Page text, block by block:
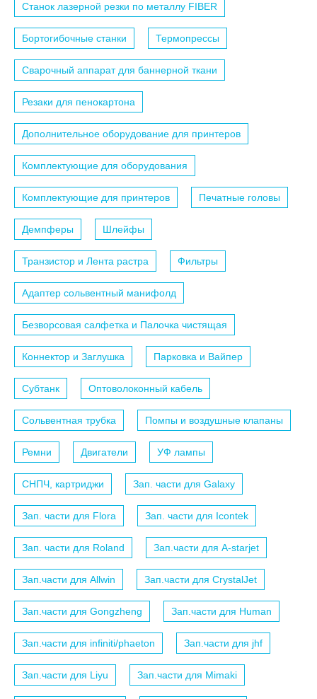
Станок лазерной резки по металлу FIBER
Бортогибочные станки Термопрессы
Сварочный аппарат для баннерной ткани
Резаки для пенокартона
Дополнительное оборудование для принтеров
Комплектующие для оборудования
Комплектующие для принтеров Печатные головы
Демпферы Шлейфы
Транзистор и Лента растра Фильтры
Адаптер сольвентный манифолд
Безворсовая салфетка и Палочка чистящая
Коннектор и Заглушка Парковка и Вайпер
Субтанк Оптоволоконный кабель
Сольвентная трубка Помпы и воздушные клапаны
Ремни Двигатели УФ лампы
СНПЧ, картриджи Зап. части для Galaxy
Зап. части для Flora Зап. части для Icontek
Зап. части для Roland Зап.части для A-starjet
Зап.части для Allwin Зап.части для CrystalJet
Зап.части для Gongzheng Зап.части для Human
Зап.части для infiniti/phaeton Зап.части для jhf
Зап.части для Liyu Зап.части для Mimaki